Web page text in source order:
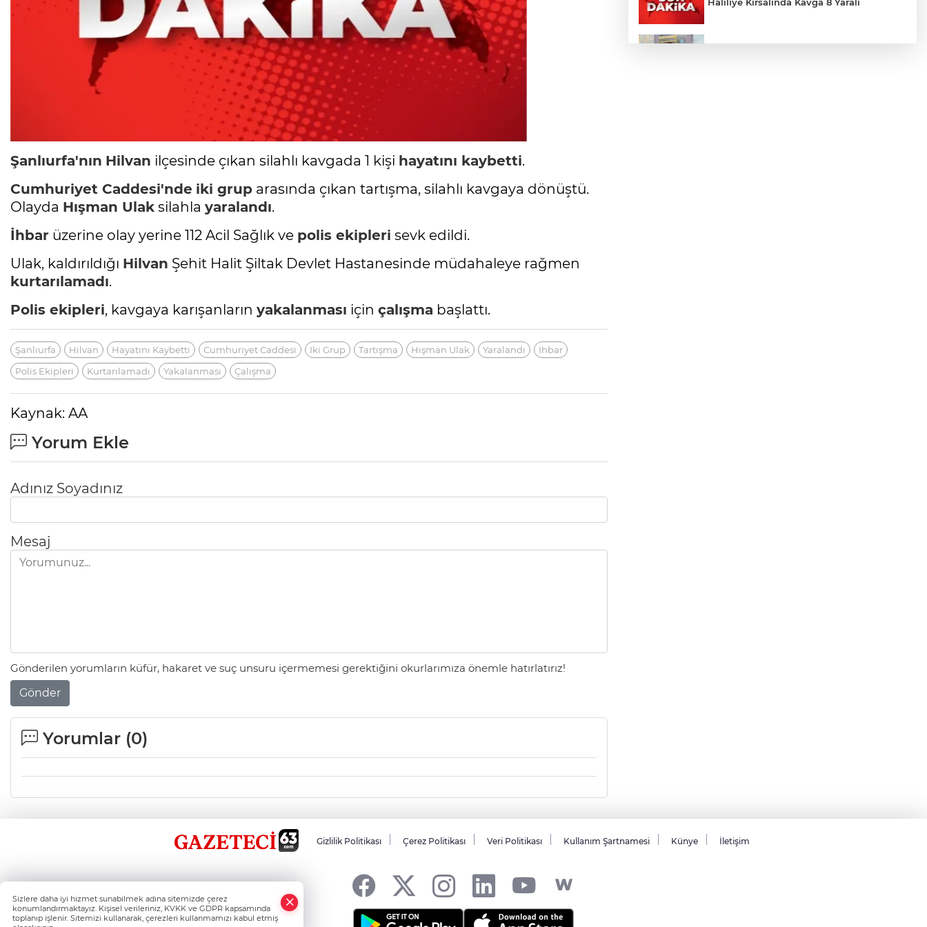
Şanlıurfa'nın Hilvan ilçesinde çıkan silahlı kavgada 1 kişi hayatını kaybetti.
Cumhuriyet Caddesi'nde iki grup arasında çıkan tartışma, silahlı kavgaya dönüştü.
Olayda Hışman Ulak silahla yaralandı.
İhbar üzerine olay yerine 112 Acil Sağlık ve polis ekipleri sevk edildi.
Ulak, kaldırıldığı Hilvan Şehit Halit Şiltak Devlet Hastanesinde müdahaleye rağmen
kurtarılamadı.
Polis ekipleri, kavgaya karışanların yakalanması için çalışma başlattı.
Şanlıurfa Hilvan Hayatını Kaybetti Cumhuriyet Caddesi Iki Grup Tartışma Hışman Ulak Yaralandı
Ihbar
Polis Ekipleri
Kurtarılamadı Yakalanması Çalışma
Kaynak: AA
Yorum Ekle
Adınız Soyadınız
Mesaj
Gönderilen yorumların küfür, hakaret ve suç unsuru içermemesi gerektiğini okurlarımıza önemle hatırlatırız!
Gönder
Yorumlar (0)
Gizlilik Politikası Çerez Politikası Veri Politikası Kullanım Şartnamesi Künye İletişim
Sizlere daha iyi hizmet sunabilmek adına sitemizde çerez
konumlandırmaktayız. Kişisel verileriniz, KVKK ve GDPR kapsamında
toplanıp işlenir. Sitemizi kullanarak, çerezleri kullanmamızı kabul etmiş
Whatsapp